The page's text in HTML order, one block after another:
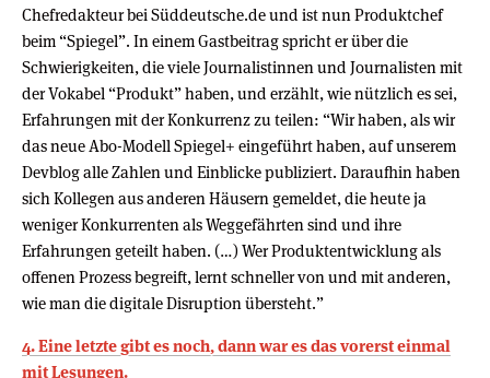
Chefredakteur bei Süddeutsche.de und ist nun Produktchef
beim “Spiegel”. In einem Gastbeitrag spricht er über die
Schwierigkeiten, die viele Journalistinnen und Journalisten mit
der Vokabel “Produkt” haben, und erzählt, wie nützlich es sei,
Erfahrungen mit der Konkurrenz zu teilen: “Wir haben, als wir
das neue Abo-Modell Spiegel+ eingeführt haben, auf unserem
Devblog alle Zahlen und Einblicke publiziert. Daraufhin haben
sich Kollegen aus anderen Häusern gemeldet, die heute ja
weniger Konkurrenten als Weggefährten sind und ihre
Erfahrungen geteilt haben. (…) Wer Produktentwicklung als
offenen Prozess begreift, lernt schneller von und mit anderen,
wie man die digitale Dis­ruption übersteht.”
4. Eine letzte gibt es noch, dann war es das vorerst einmal
mit Lesungen.